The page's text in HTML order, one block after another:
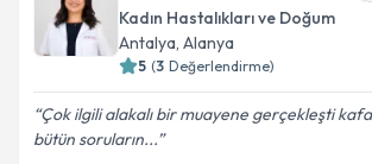
Kadın Hastalıkları ve Doğum
Antalya, Alanya
5 (3 Değerlendirme)
Çok ilgili alakalı bir muayene gerçekleşti
bütün soruların...